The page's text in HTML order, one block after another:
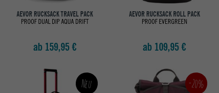
AEVOR RUCKSACK TRAVEL PACK
PROOF DUAL DIP AQUA DRIFT
ab 159,95 €
AEVOR RUCKSACK ROLL PACK
PROOF EVERGREEN
ab 109,95 €
Neu -20%